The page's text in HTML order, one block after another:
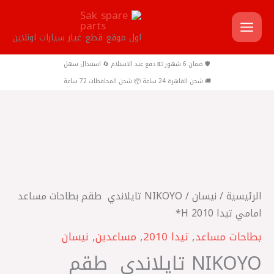
تخطي
إلى
المحتوى
اول موقع قطع غيار سيارات اونلاين
🛡️ ضمان 6 شهور 💵 دفع عند الاستلام 🔄 استبدال سهل
🚚 شحن القاهرة 24 ساعة 📦 شحن المحافظات 72 ساعة
الرئيسية/ نيسان
/ NIKOYO تايلاندي ‎ طقم بطاحات مساعد
امامي تيدا 2010 H*
بطاحات مساعد, تيدا 2010 , مساعدين, نيسان
NIKOYO تايلاندي ‎ طقم
طقم
بطاحات
مساعد
امامي